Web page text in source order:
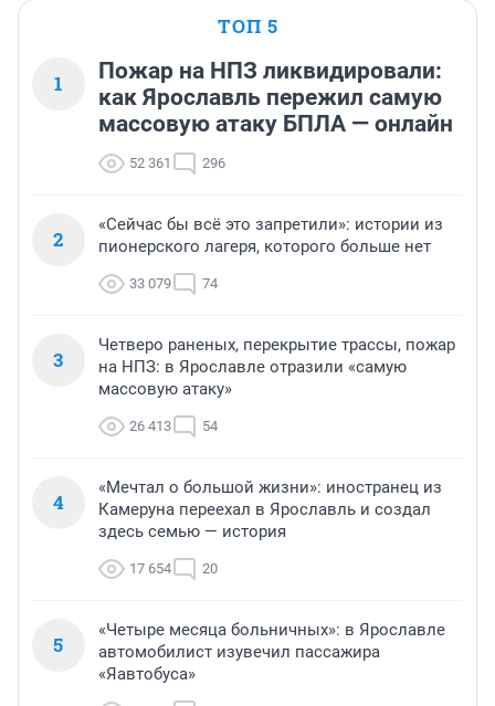
ТОП 5
1
Пожар на НПЗ ликвидировали:
как Ярославль пережил самую
массовую атаку БПЛА — онлайн
52 361 296
2
«Сейчас бы всё это запретили»: истории из
пионерского лагеря, которого больше нет
33 079 74
3
Четверо раненых, перекрытие трассы, пожар
на НПЗ: в Ярославле отразили «самую
массовую атаку»
26 413 54
4
«Мечтал о большой жизни»: иностранец из
Камеруна переехал в Ярославль и создал
здесь семью — история
17 654 20
5
«Четыре месяца больничных»: в Ярославле
автомобилист изувечил пассажира
«Яавтобуса»